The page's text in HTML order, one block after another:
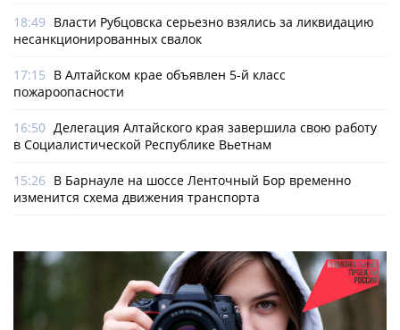
18:49 Власти Рубцовска серьезно взялись за ликвидацию
несанкционированных свалок
17:15 В Алтайском крае объявлен 5-й класс
пожароопасности
16:50 Делегация Алтайского края завершила свою работу
в Социалистической Республике Вьетнам
15:26 В Барнауле на шоссе Ленточный Бор временно
изменится схема движения транспорта